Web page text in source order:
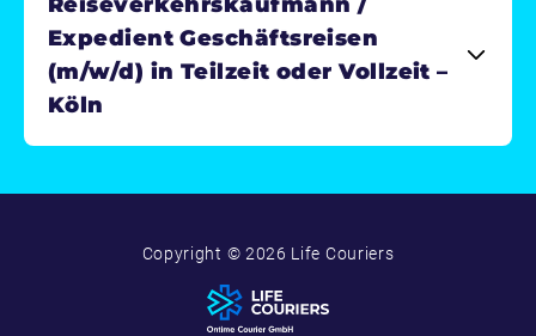
Expedient Geschäftsreisen
(m/w/d) in Teilzeit oder Vollzeit –
Köln
Copyright © 2026 Life Couriers